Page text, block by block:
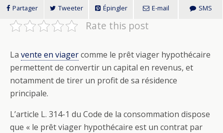
Partager Tweeter Épingler E-mail SMS
Rate this post
La vente en viagercomme le prêt viager hypothécaire
permettent de convertir un capital en revenus, et
notamment de tirer un profit de sa résidence
principale.
L’article L. 314-1 du Code de la consommation dispose
que « le prêt viager hypothécaire est un contrat par